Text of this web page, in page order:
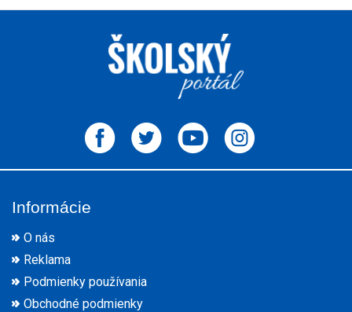
Informácie
O nás
Reklama
Podmienky používania
Obchodné podmienky